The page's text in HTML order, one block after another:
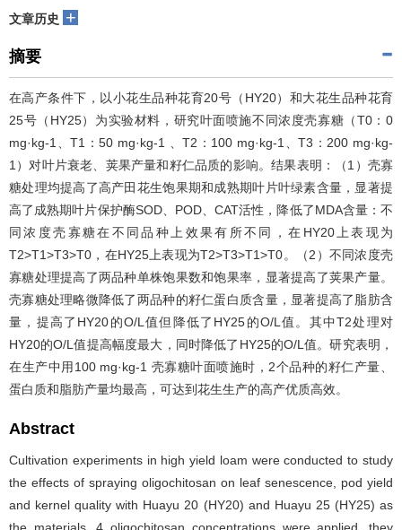
文章历史 +
摘要
在高产条件下，以小花生品种花育20号（HY20）和大花生品种花育
25号（HY25）为实验材料，研究叶面喷施不同浓度壳寡糖（T0：0
mg·kg-1、T1：50 mg·kg-1 、T2：100 mg·kg-1、T3：200 mg·kg-
1）对叶片衰老、荚果产量和籽仁品质的影响。结果表明：（1）壳寡
糖处理均提高了高产田花生饱果期和成熟期叶片叶绿素含量，显著提
高了成熟期叶片保护酶SOD、POD、CAT活性，降低了MDA含量：不
同浓度壳寡糖在不同品种上效果有所不同，在HY20上表现为
T2>T1>T3>T0，在HY25上表现为T2>T3>T1>T0。（2）不同浓度壳
寡糖处理提高了两品种单株饱果数和饱果率，显著提高了荚果产量。
壳寡糖处理略微降低了两品种的籽仁蛋白质含量，显著提高了脂肪含
量，提高了HY20的O/L值但降低了HY25的O/L值。其中T2处理对
HY20的O/L值提高幅度最大，同时降低了HY25的O/L值。研究表明，
在生产中用100 mg·kg-1 壳寡糖叶面喷施时，2个品种的籽仁产量、
蛋白质和脂肪产量均最高，可达到花生生产的高产优质高效。
Abstract
Cultivation experiments in high yield loam were conducted to study
the effects of spraying oligochitosan on leaf senescence, pod yield
and kernel quality with Huayu 20 (HY20) and Huayu 25 (HY25) as
the materials. 4 oligochitosan concentrations were applied, they